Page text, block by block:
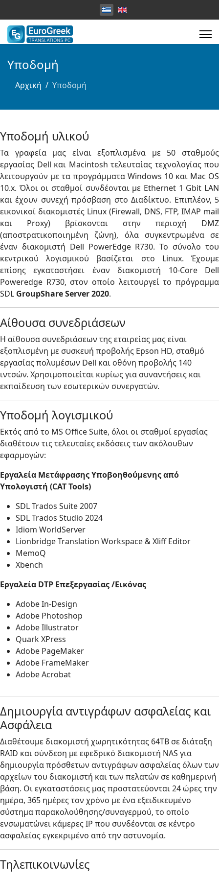
Επιλέξτε τη γλώσσα σας
Υποδομή
Αρχική Υποδομή
Υποδομή υλικού
Τα γραφεία μας είναι εξοπλισμένα με 50 σταθμούς
εργασίας Dell και Macintosh τελευταίας τεχνολογίας που
λειτουργούν με τα προγράμματα Windows 10 και Mac OS
10.x. Όλοι οι σταθμοί συνδέονται με Ethernet 1 Gbit LAN
και έχουν συνεχή πρόσβαση στο Διαδίκτυο. Επιπλέον, 5
εικονικοί διακομιστές Linux (Firewall, DNS, FTP, IMAP mail
και Proxy) βρίσκονται στην περιοχή DMZ
(αποστρατικοποιημένη ζώνη), όλα συγκεντρωμένα σε
έναν διακομιστή Dell PowerEdge R730. Το σύνολο του
κεντρικού λογισμικού βασίζεται στo Linux. Έχουμε
επίσης εγκαταστήσει έναν διακομιστή 10-Core Dell
Poweredge R730, στον οποίο λειτουργεί το πρόγραμμα
SDL GroupShare Server 2020.
Αίθουσα συνεδριάσεων
Η αίθουσα συνεδριάσεων της εταιρείας μας είναι
εξοπλισμένη με συσκευή προβολής Epson HD, σταθμό
εργασίας πολυμέσων Dell και οθόνη προβολής 140
ιντσών. Χρησιμοποιείται κυρίως για συναντήσεις και
εκπαίδευση των εσωτερικών συνεργατών.
Υποδομή λογισμικού
Εκτός από το MS Office Suite, όλοι οι σταθμοί εργασίας
διαθέτουν τις τελευταίες εκδόσεις των ακόλουθων
εφαρμογών:
Εργαλεία Μετάφρασης Υποβοηθούμενης από
Υπολογιστή (CAT Tools)
SDL Trados Suite 2007
SDL Trados Studio 2024
Idiom WorldServer
Lionbridge Translation Workspace & Xliff Editor
MemoQ
Xbench
Εργαλεία DTP Επεξεργασίας /Εικόνας
Adobe In-Design
Adobe Photoshop
Adobe Illustrator
Quark XPress
Adobe PageMaker
Adobe FrameMaker
Adobe Acrobat
Δημιουργία αντιγράφων ασφαλείας και
Ασφάλεια
Διαθέτουμε διακομιστή χωρητικότητας 64ΤΒ σε διάταξη
RAID και σύνδεση με εφεδρικό διακομιστή NAS για
δημιουργία πρόσθετων αντιγράφων ασφαλείας όλων των
αρχείων του διακομιστή και των πελατών σε καθημερινή
βάση. Οι εγκαταστάσεις μας προστατεύονται 24 ώρες την
ημέρα, 365 ημέρες τον χρόνο με ένα εξειδικευμένο
σύστημα παρακολούθησης/συναγερμού, το οποίο
ενσωματώνει κάμερες IP που συνδέονται σε κέντρο
ασφαλείας εγκεκριμένο από την αστυνομία.
Τηλεπικοινωνίες